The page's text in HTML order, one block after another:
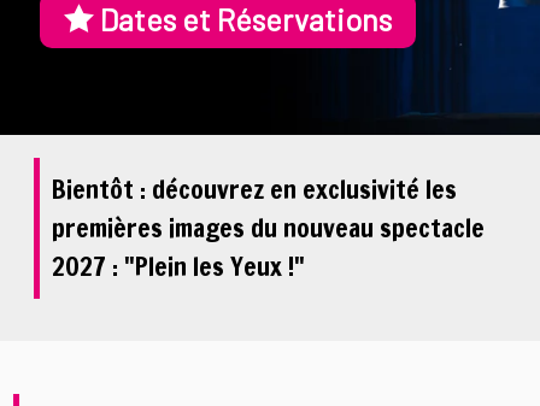
Dates et Réservations
Bientôt : découvrez en exclusivité les
premières images du nouveau spectacle
2027 : "Plein les Yeux !"